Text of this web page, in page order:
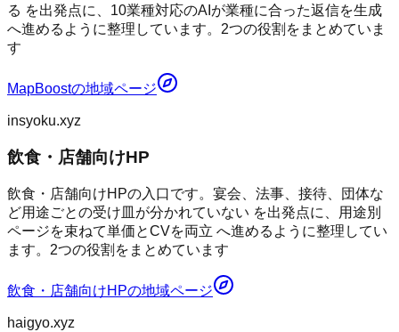
る を出発点に、10業種対応のAIが業種に合った返信を生成
へ進めるように整理しています。2つの役割をまとめていま
す
MapBoostの地域ページ
insyoku.xyz
飲食・店舗向けHP
飲食・店舗向けHPの入口です。宴会、法事、接待、団体な
ど用途ごとの受け皿が分かれていない を出発点に、用途別
ページを束ねて単価とCVを両立 へ進めるように整理してい
ます。2つの役割をまとめています
飲食・店舗向けHPの地域ページ
haigyo.xyz